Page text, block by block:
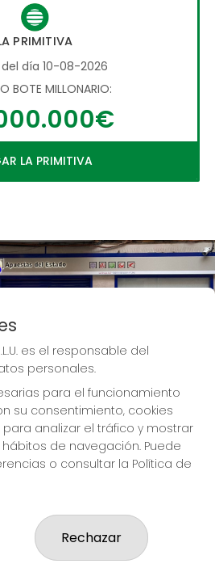
PRIMITIVA
día 10-08-2026
BOTE MILLONARIO:
LA PRIMITIVA
suerte de La Bruja Juli
S.L.U. es el responsable del
personales.
para el funcionamiento
su consentimiento, cookies
analizar el tráfico y mostrar
de navegación. Puede
o consultar la Política de
Rechazar